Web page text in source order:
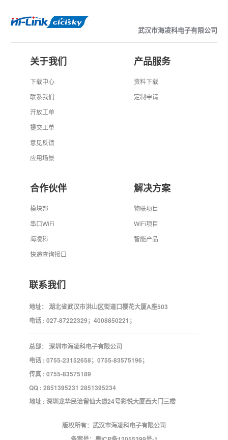
武汉市海凌科电子有限公司
关于我们
下载中心
联系我们
开放工单
提交工单
意见反馈
应用场景
产品服务
资料下载
定制申请
合作伙伴
模块邦
串口WiFi
海凌科
快递查询接口
解决方案
物联项目
WiFi项目
智能产品
联系我们
地址： 湖北省武汉市洪山区街道口樱花大厦A座503
电话 : 027-87222329；4008850221；
总部： 深圳市海凌科电子有限公司
电话 : 0755-23152658；0755-83575196；
传真 : 0755-83575189
QQ : 2851395231 2851395234
地址 : 深圳龙华民治留仙大道24号彩悦大厦西大门三楼
版权所有：武汉市海凌科电子有限公司